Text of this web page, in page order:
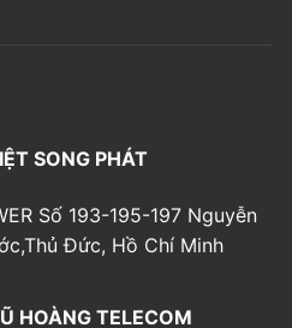
SONG PHÁT
Số 193-195-197 Nguyễn
Đức, Hồ Chí Minh
HOÀNG TELECOM